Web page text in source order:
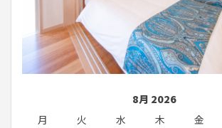
8月 2026
月
火 水 木 金